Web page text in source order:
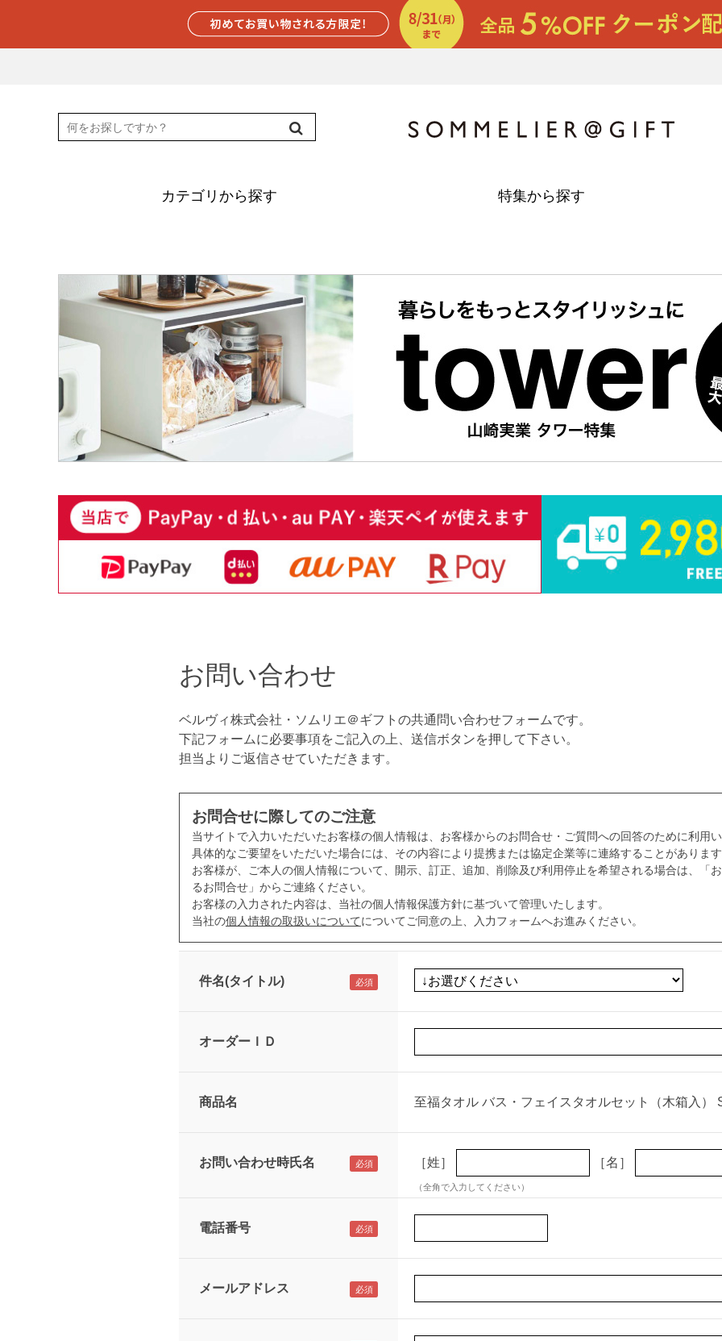
カテゴリから探す 特集から探す
お問い合わせ
ベルヴィ株式会社・ソムリエ＠ギフトの共通問い合わせフォームです。
下記フォームに必要事項をご記入の上、送信ボタンを押して下さい。
担当よりご返信させていただきます。
お問合せに際してのご注意
当サイトで入力いただいたお客様の個人情報は、お客様からのお問合せ・ご質問への回答のために利用い
具体的なご要望をいただいた場合には、その内容により提携または協定企業等に連絡することがあります
お客様が、ご本人の個人情報について、開示、訂正、追加、削除及び利用停止を希望される場合は、「
るお問合せ」からご連絡ください。
お客様の入力された内容は、当社の個人情報保護方針に基づいて管理いたします。
当社の個人情報の取扱いについてについてご同意の上、入力フォームへお進みください。
件名(タイトル)
オーダーＩＤ
商品名 至福タオル バス・フェイスタオルセット（木箱入）
お問い合わせ時氏名 ［姓］ ［名］
（全角で入力してください）
電話番号
メールアドレス